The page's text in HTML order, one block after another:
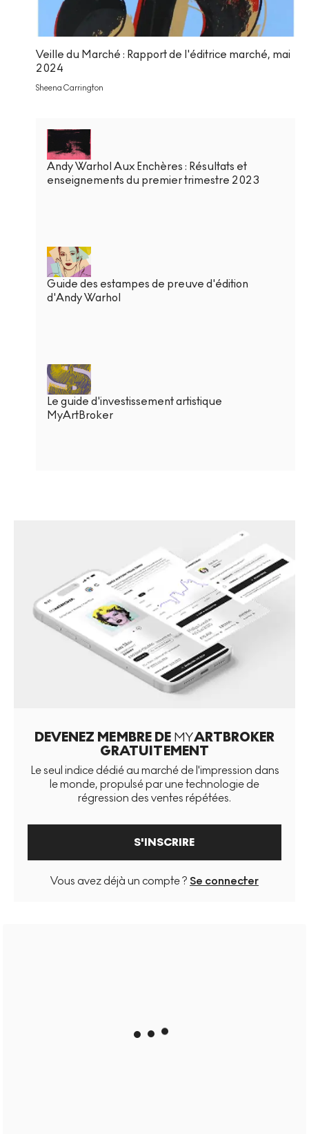
Veille du Marché : Rapport de l'éditrice marché, mai
2024
Sheena Carrington
Andy Warhol Aux Enchères : Résultats et
enseignements du premier trimestre 2023
Guide des estampes de preuve d'édition
d'Andy Warhol
Le guide d'investissement artistique
MyArtBroker
DEVENEZ MEMBRE DE MYARTBROKER
GRATUITEMENT
Le seul indice dédié au marché de l'impression dans
le monde, propulsé par une technologie de
régression des ventes répétées.
S'INSCRIRE
Vous avez déjà un compte ? Se connecter